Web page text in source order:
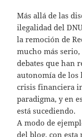
Más allá de las
ilegalidad del
la remoción de
mucho más
debates que han
autonomía de los
crisis financiera
paradigma, y en
está sucediendo.
A modo de
del blog, con